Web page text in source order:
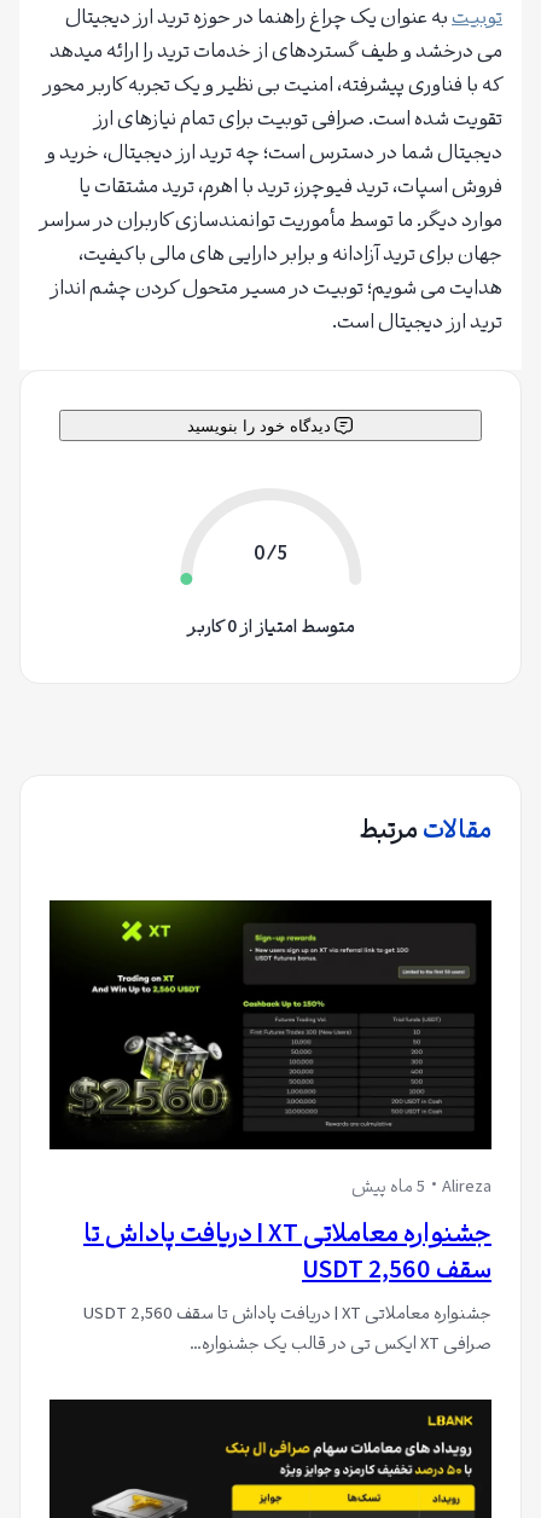
توبیتبه عنوان یک چراغ راهنما در حوزه ترید ارز دیجیتال
می درخشد و طیف گستردهای از خدمات ترید را ارائه میدهد
که با فناوری پیشرفته، امنیت بی نظیر و یک تجربه کاربر محور
تقویت شده است. صرافی توبیت برای تمام نیازهای ارز
دیجیتال شما در دسترس است؛ چه ترید ارز دیجیتال، خرید و
فروش اسپات، ترید فیوچرز، ترید با اهرم، ترید مشتقات یا
موارد دیگر. ما توسط مأموریت توانمندسازی کاربران در سراسر
جهان برای ترید آزادانه و برابر دارایی های مالی باکیفیت،
هدایت می شویم؛ توبیت در مسیر متحول کردن چشم انداز
ترید ارز دیجیتال است.
دیدگاه خود را بنویسید
0/5
متوسط امتیاز از 0 کاربر
مقالاتمرتبط
Alireza 5 ماه پیش
جشنواره معاملاتی XT | دریافت پاداش تا
سقف 2,560 USDT
جشنواره معاملاتی XT | دریافت پاداش تا سقف 2,560 USDT
صرافی XT ایکس تی در قالب یک جشنواره…